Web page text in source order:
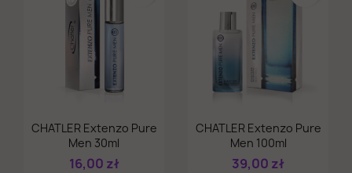
Szybki podgląd
CHATLER Extenzo Pure
Men 30ml
16,00 zł
Szybki podgląd
CHATLER Extenzo Pure
Men 100ml
39,00 zł